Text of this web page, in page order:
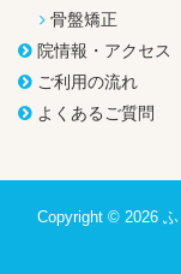
骨盤矯正
院情報・アクセス
ご利用の流れ
よくあるご質問
Copyright © 2026